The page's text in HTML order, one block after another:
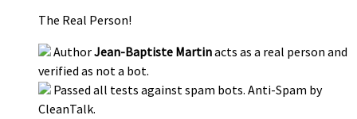
The Real Person!
AuthorJean-Baptiste Martinacts as a real person and
verified as not a bot.
Passed all tests against spam bots. Anti-Spam by
CleanTalk.